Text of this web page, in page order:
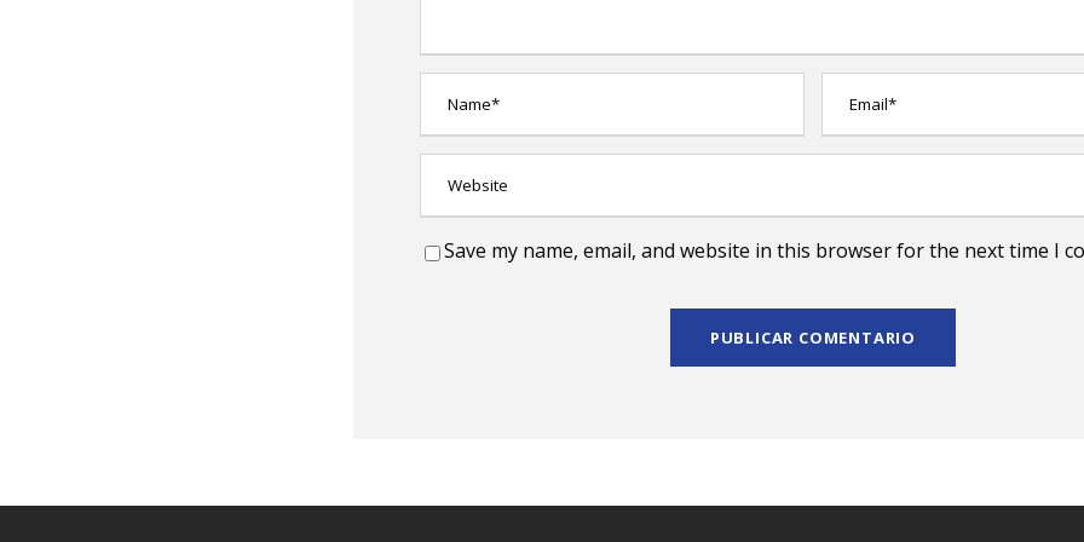
Save my name, email, and website in this browser for the next time I